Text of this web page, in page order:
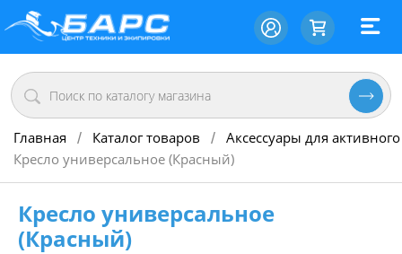
Главная / Каталог товаров / Аксессуары для
Кресло универсальное (Красный)
Кресло универсальное
(Красный)